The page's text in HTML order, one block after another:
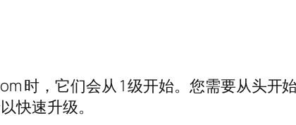
时，它们会从 1 级开始。您需要从头开
快速升级。